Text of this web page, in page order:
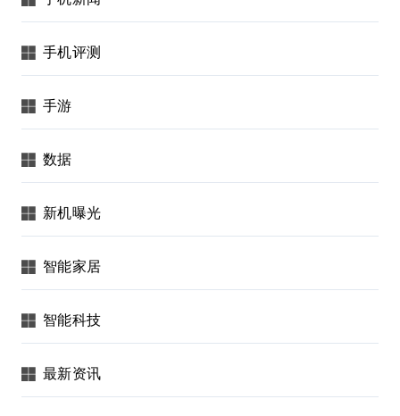
手机评测
手游
数据
新机曝光
智能家居
智能科技
最新资讯